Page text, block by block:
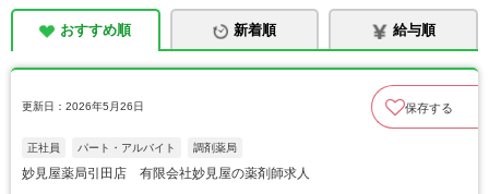
おすすめ順 新着順 給与順
更新日：2026年5月26日 保存する
正社員 パート・アルバイト 調剤薬局
妙見屋薬局引田店 有限会社妙見屋の薬剤師求人